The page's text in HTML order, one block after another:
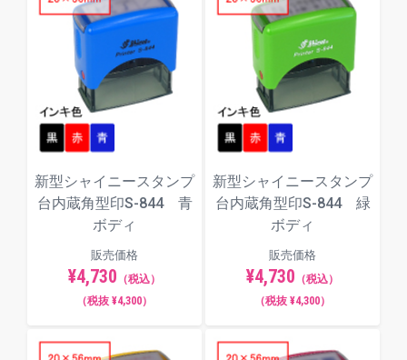
新型シャイニースタンプ
台内蔵角型印S-844 青
ボディ
販売価格
¥4,730 （税込）
（税抜 ¥4,300）
新型シャイニースタンプ
台内蔵角型印S-844 緑
ボディ
販売価格
¥4,730 （税込）
（税抜 ¥4,300）